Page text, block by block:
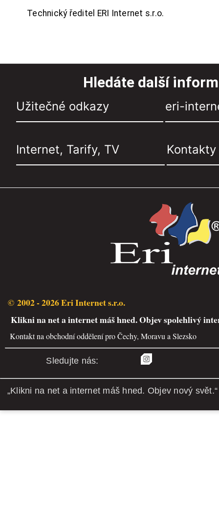
Technický ředitel ERI Internet s.r.o.
Hledáte další
Užitečné odkazy eri-
Internet, Tarify, TV Kontakty
© 2002 - 2026 Eri Internet s.r.o.
Klikni na net a internet máš hned. Objev spolehlivý
Kontakt na obchodní oddělení pro Čechy, Moravu a Slezsko
Sledujte nás:
„Klikni na net a internet máš hned. Objev nový svět.“